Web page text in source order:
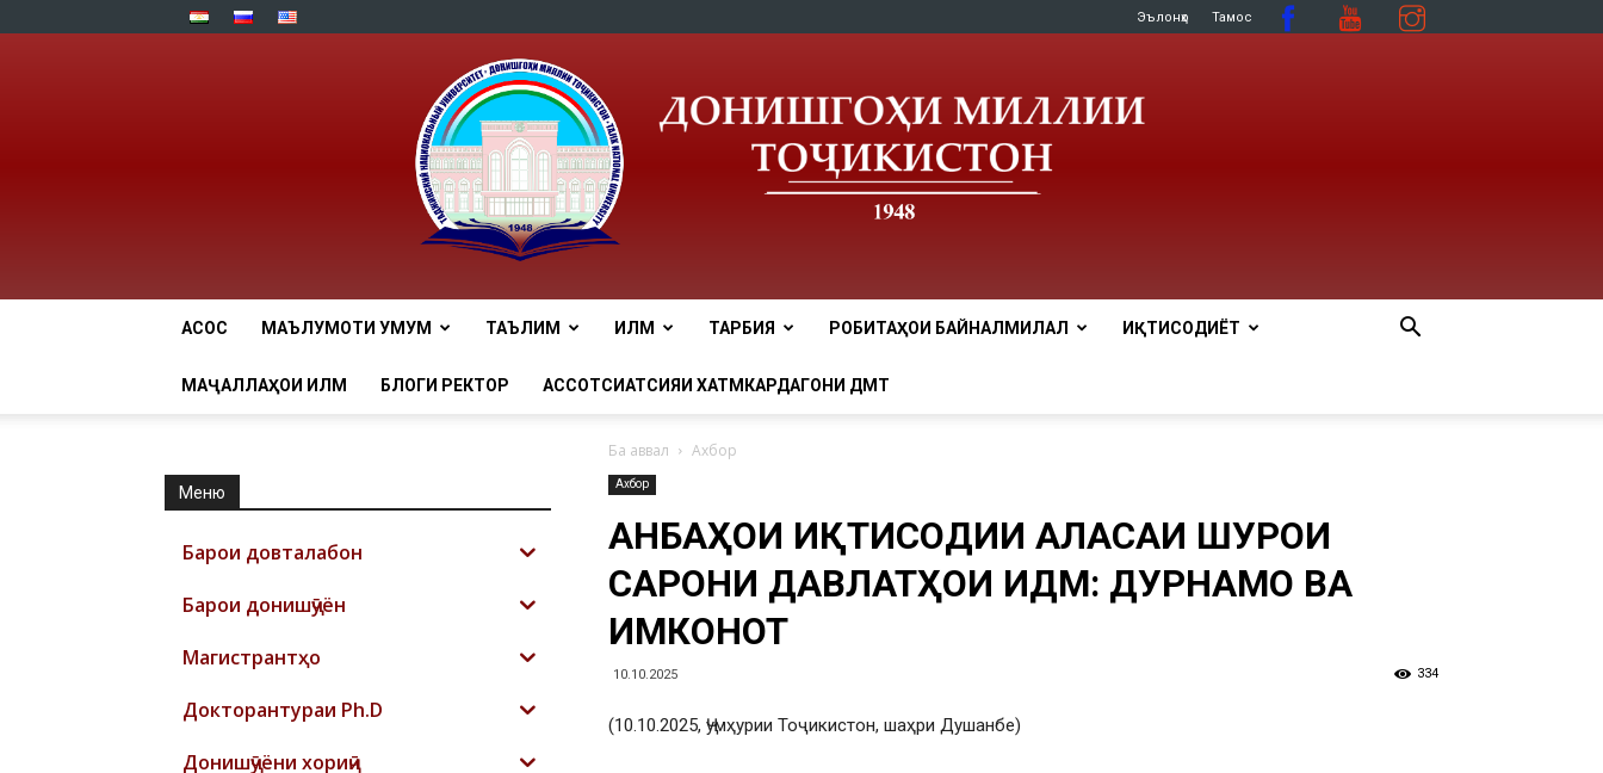
Эълонҳо Тамос
tnu
АСОСӢ МАЪЛУМОТИ УМУМӢ ТАЪЛИМ ИЛМ ТАРБИЯ РОБИТАҲОИ БАЙНАЛМИЛАЛӢ ИҚТИСОДИЁТ
МАҶАЛЛАҲОИ ИЛМӢ БЛОГИ РЕКТОР АССОТСИАТСИЯИ ХАТМКАРДАГОНИ ДМТ
Ба аввал Ахбор
Ахбор
ҶАНБАҲОИ ИҚТИСОДИИ ҶАЛАСАИ ШУРОИ
САРОНИ ДАВЛАТҲОИ ИДМ: ДУРНАМО ВА
ИМКОНОТ
10.10.2025 334
(10.10.2025, Ҷумҳурии Тоҷикистон, шаҳри Душанбе)
Меню
Барои довталабон
Барои донишҷӯён
Магистрантҳо
Докторантураи Ph.D
Донишҷӯёни хориҷӣ